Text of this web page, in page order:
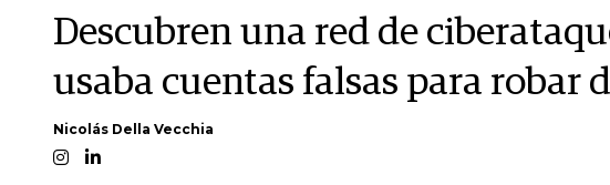
Descubren una red de
usaba cuentas falsas para robar
Nicolás Della Vecchia